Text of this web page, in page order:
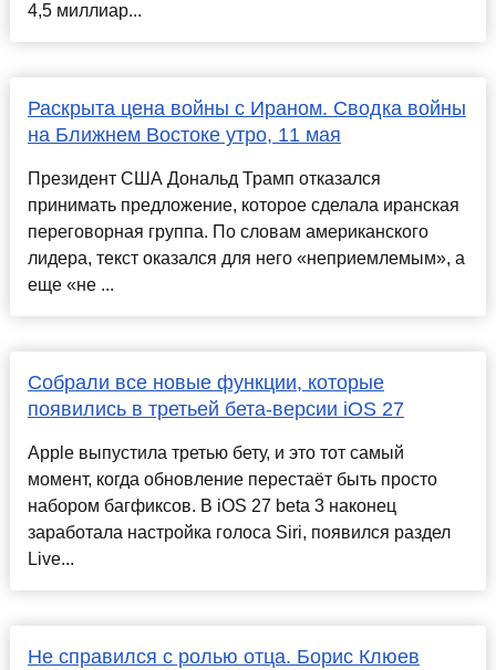
4,5 миллиар...
Раскрыта цена войны с Ираном. Сводка войны
на Ближнем Востоке утро, 11 мая
Президент США Дональд Трамп отказался
принимать предложение, которое сделала иранская
переговорная группа. По словам американского
лидера, текст оказался для него «неприемлемым», а
еще «не ...
Собрали все новые функции, которые
появились в третьей бета-версии iOS 27
Apple выпустила третью бету, и это тот самый
момент, когда обновление перестаёт быть просто
набором багфиксов. В iOS 27 beta 3 наконец
заработала настройка голоса Siri, появился раздел
Live...
Не справился с ролью отца. Борис Клюев